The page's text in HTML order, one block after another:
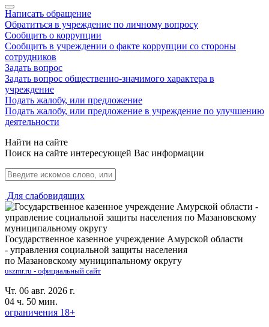
Написать обращение
Обратиться в учреждение по личному вопросу
Сообщить о коррупции
Сообщить в учреждении о факте коррупции со стороны
сотрудников
Задать вопрос
Задать вопрос общественно-значимого характера в
учреждение
Подать жалобу, или предложение
Подать жалобу, или предложение в учреждение по улучшению
деятельности
Найти на сайте
Поиск на сайте интересующей Вас информации
Для слабовидящих
Государственное казенное учреждение Амурской области
- управления социальной защиты населения
по Мазановскому муниципальному округу
uszmr.ru - официальный сайт
Чт. 06 авг. 2026 г.
04 ч. 50 мин.
ограничения 18+